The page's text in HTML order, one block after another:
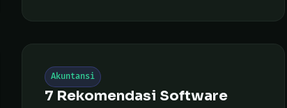
Akuntansi
7 Rekomendasi Software